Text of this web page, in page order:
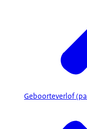
Geboorteverlof